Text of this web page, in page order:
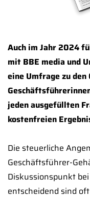
Auch im Jahr 2024
mit BBE media und
eine Umfrage zu den
jeden ausgefüllten
kostenfreien
Die steuerliche
Geschäftsführer-
Diskussionspunkt
entscheidend sind